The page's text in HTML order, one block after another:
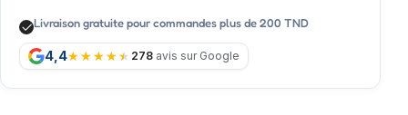
Livraison gratuite pour commandes plus de 200 TND
4,4 278 avis sur Google